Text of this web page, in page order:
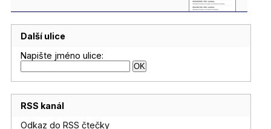
Další ulice
Napište jméno ulice:
RSS kanál
Odkaz do RSS čtečky